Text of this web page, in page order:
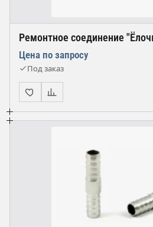
Ремонтное соединение
Цена по запросу
Под заказ